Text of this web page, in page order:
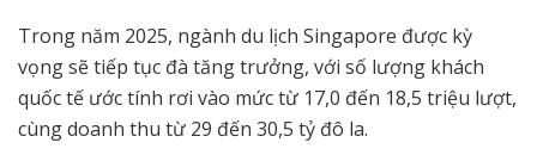
Trong năm 2025, ngành du lịch Singapore được kỳ
vọng sẽ tiếp tục đà tăng trưởng, với số lượng khách
quốc tế ước tính rơi vào mức từ 17,0 đến 18,5 triệu lượt,
cùng doanh thu từ 29 đến 30,5 tỷ đô la.